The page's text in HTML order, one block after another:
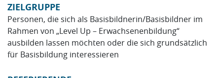
ZIELGRUPPE
Personen, die sich als Basisbildnerin/Basisbildner im
Rahmen von „Level Up – Erwachsenenbildung“
ausbilden lassen möchten oder die sich grundsätzlich
für Basisbildung interessieren